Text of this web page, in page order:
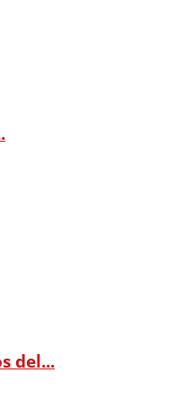
del...